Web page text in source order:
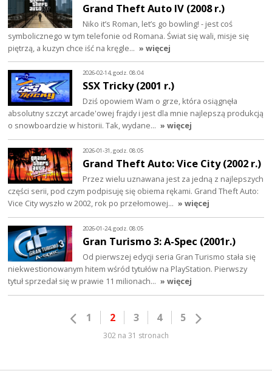
Grand Theft Auto IV (2008 r.)
Niko it’s Roman, let’s go bowling! - jest coś
symbolicznego w tym telefonie od Romana. Świat się wali, misje się
piętrzą, a kuzyn chce iść na kręgle… » więcej
2026-02-14, godz. 08:04
SSX Tricky (2001 r.)
Dziś opowiem Wam o grze, która osiągnęła
absolutny szczyt arcade'owej frajdy i jest dla mnie najlepszą produkcją
o snowboardzie w historii. Tak, wydane… » więcej
2026-01-31, godz. 08:05
Grand Theft Auto: Vice City (2002 r.)
Przez wielu uznawana jest za jedną z najlepszych
części serii, pod czym podpisuję się obiema rękami. Grand Theft Auto:
Vice City wyszło w 2002, rok po przełomowej… » więcej
2026-01-24, godz. 08:05
Gran Turismo 3: A-Spec (2001r.)
Od pierwszej edycji seria Gran Turismo stała się
niekwestionowanym hitem wśród tytułów na PlayStation. Pierwszy
tytuł sprzedał się w prawie 11 milionach… » więcej
1 2 3 4 5
302 na 31 stronach